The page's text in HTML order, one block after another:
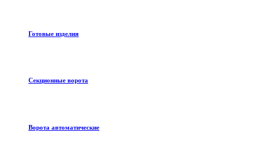
Готовые изделия
Секционные ворота
Ворота автоматические